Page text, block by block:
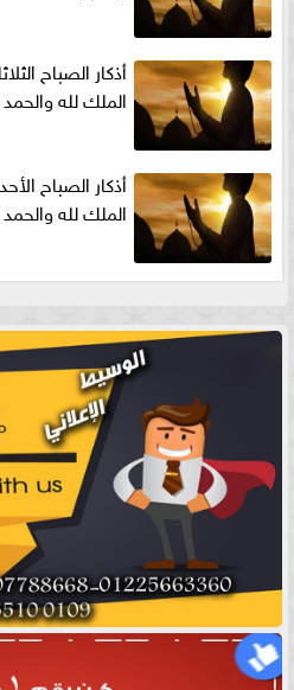
الملك لله والحمد
الملك لله والحمد